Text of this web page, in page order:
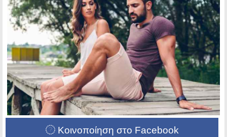
Κοινοποίηση στο Facebook